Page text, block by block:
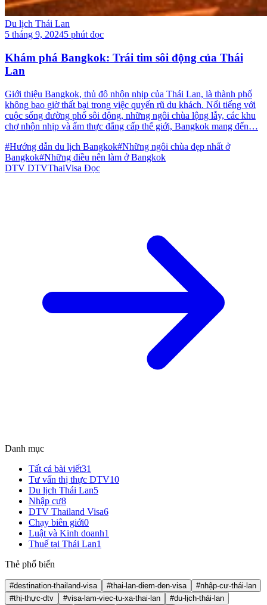
Du lịch Thái Lan
5 tháng 9, 20245 phút đọc
Khám phá Bangkok: Trái tim sôi động của Thái
Lan
Giới thiệu Bangkok, thủ đô nhộn nhịp của Thái Lan, là thành phố
không bao giờ thất bại trong việc quyến rũ du khách. Nổi tiếng với
cuộc sống đường phố sôi động, những ngôi chùa lộng lẫy, các khu
chợ nhộn nhịp và ẩm thực đẳng cấp thế giới, Bangkok mang đến…
#Hướng dẫn du lịch Bangkok#Những ngôi chùa đẹp nhất ở
Bangkok#Những điều nên làm ở Bangkok
DTV DTVThaiVisa Đọc
Danh mục
Tất cả bài viết31
Tư vấn thị thực DTV10
Du lịch Thái Lan5
Nhập cư8
DTV Thailand Visa6
Chạy biên giới0
Luật và Kinh doanh1
Thuế tại Thái Lan1
Thẻ phổ biến
#destination-thailand-visa #thai-lan-diem-den-visa
#nhập-cư-thái-lan
#thị-thực-dtv
#visa-lam-viec-tu-xa-thai-lan
#du-lịch-thái-lan